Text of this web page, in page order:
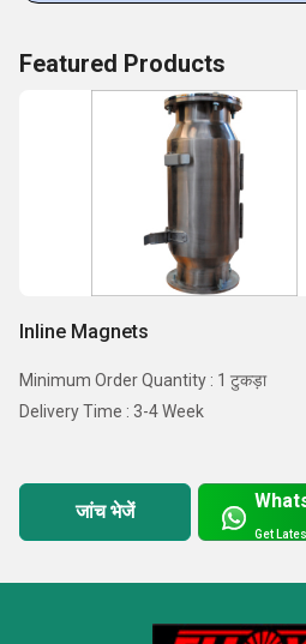
Featured Products
Inline Magnets
Minimum Order Quantity : 1 टुकड़ा
Delivery Time : 3-4 Week
जांच भेजें
Get